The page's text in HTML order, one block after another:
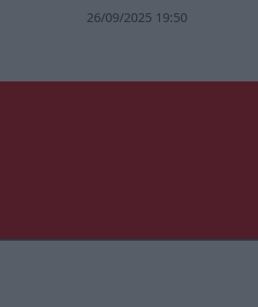
26/09/2025 19:50